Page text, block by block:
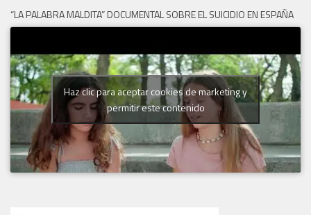
“LA PALABRA MALDITA” DOCUMENTAL SOBRE EL SUICIDIO EN ESPAÑA
Haz clic para aceptar cookies de marketing y
permitir este contenido